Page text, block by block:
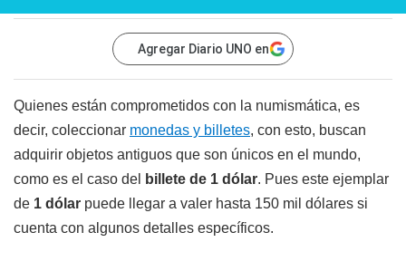
Agregar Diario UNO en
Quienes están comprometidos con la numismática, es
decir, coleccionar monedas y billetes, con esto, buscan
adquirir objetos antiguos que son únicos en el mundo,
como es el caso del
billete de 1 dólar. Pues este ejemplar
de 1 dólar puede llegar a valer hasta 150 mil dólares si
cuenta con algunos detalles específicos.